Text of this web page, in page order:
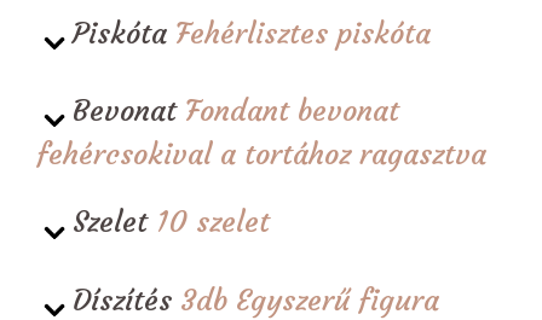
Piskóta Fehérlisztes piskóta
Bevonat Fondant bevonat
fehércsokival a tortához ragasztva
Szelet 10 szelet
Díszítés 3db Egyszerű figura